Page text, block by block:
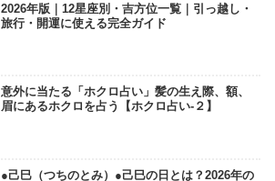
2026年版｜12星座別・吉方位一覧｜引っ越し・
旅行・開運に使える完全ガイド
意外に当たる「ホクロ占い」髪の生え際、額、
眉にあるホクロを占う【ホクロ占い‐２】
●己巳（つちのとみ）●己巳の日とは？2026年の